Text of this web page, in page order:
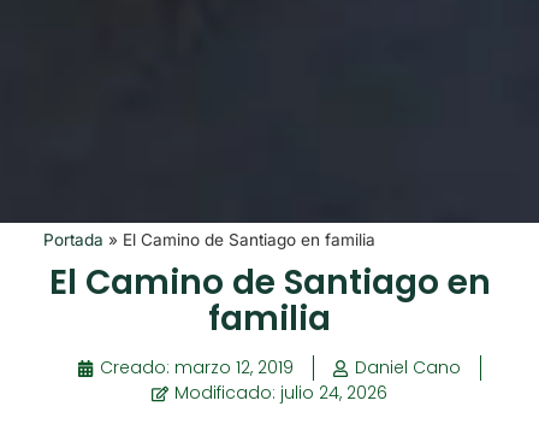
Portada » El Camino de Santiago en familia
El Camino de Santiago en
familia
Creado: marzo 12, 2019
Daniel Cano
Modificado: julio 24, 2026